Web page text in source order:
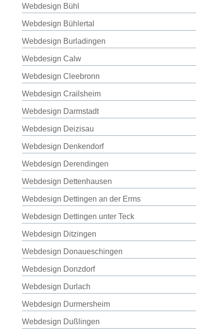
Webdesign Bühl
Webdesign Bühlertal
Webdesign Burladingen
Webdesign Calw
Webdesign Cleebronn
Webdesign Crailsheim
Webdesign Darmstadt
Webdesign Deizisau
Webdesign Denkendorf
Webdesign Derendingen
Webdesign Dettenhausen
Webdesign Dettingen an der Erms
Webdesign Dettingen unter Teck
Webdesign Ditzingen
Webdesign Donaueschingen
Webdesign Donzdorf
Webdesign Durlach
Webdesign Durmersheim
Webdesign Dußlingen